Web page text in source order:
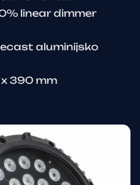
linear dimmer
aluminijsko
390 mm